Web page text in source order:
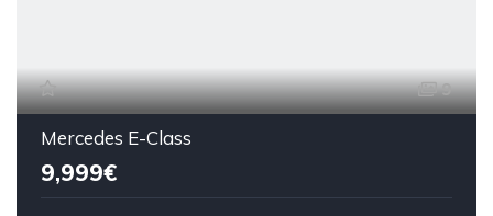
9
Mercedes E-Class
9,999€